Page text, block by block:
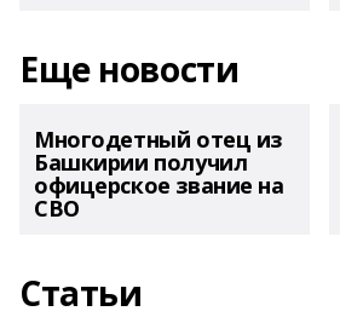
Еще новости
Многодетный отец из
Башкирии получил
офицерское звание на
СВО
Статьи